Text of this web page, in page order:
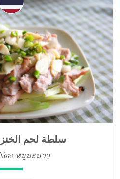
سلطة لحم
หมูมะนาว